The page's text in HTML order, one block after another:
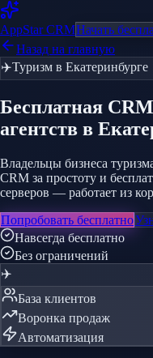
AppStarCRMНачать
Назад на главную
✈️Туризм в Екатеринбурге
Бесплатная CRM
агентств в
Владельцы бизнеса
CRM за простоту и
серверов — работает из
Попробовать бесплатно
Навсегда бесплатно
Без ограничений
✈️
База клиентов
Воронка продаж
Автоматизация